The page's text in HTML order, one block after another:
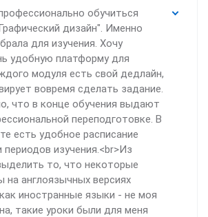
обучиться
дизайн". Именно
для изучения. Хочу
удобную платформу для
модуля есть свой дедлайн,
вовремя сделать задание.
что в конце обучения выдают
переподготовке. В
есть удобное расписание
изучения.<br>Из
то, что некоторые
на англоязычных версиях
иностранные языки - не моя
такие уроки были для меня